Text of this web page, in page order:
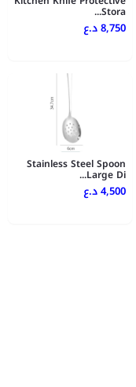
Stora...
8,750 د.ع
Stainless Steel Spoon
Large Di...
4,500 د.ع